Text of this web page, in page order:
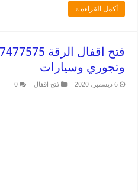
أكمل القراءة »
وتجوري وسيارات
6 ديسمبر، 2020 فتح اقفال 0